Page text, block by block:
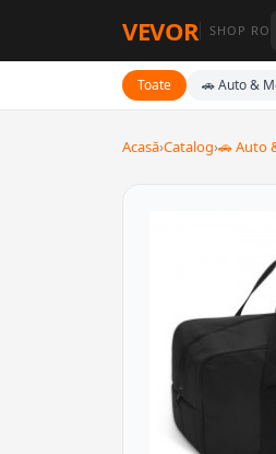
VEVOR SHOP RO
Toate 🚗 Auto &
Acasă›Catalog›🚗 Auto